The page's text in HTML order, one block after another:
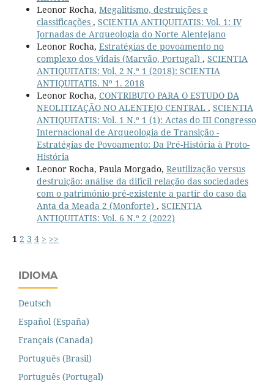
Leonor Rocha, Megalitismo, destruições e
classificações , SCIENTIA ANTIQUITATIS: Vol. 1: IV
Jornadas de Arqueologia do Norte Alentejano
Leonor Rocha, Estratégias de povoamento no
complexo dos Vidais (Marvão, Portugal) , SCIENTIA
ANTIQUITATIS: Vol. 2 N.º 1 (2018): SCIENTIA
ANTIQUITATIS. Nº 1. 2018
Leonor Rocha, CONTRIBUTO PARA O ESTUDO DA
NEOLITIZAÇÃO NO ALENTEJO CENTRAL , SCIENTIA
ANTIQUITATIS: Vol. 1 N.º 1 (1): Actas do III Congresso
Internacional de Arqueologia de Transição -
Estratégias de Povoamento: Da Pré-História à Proto-
História
Leonor Rocha, Paula Morgado, Reutilização versus
destruição: análise da difícil relação das sociedades
com o património pré-existente a partir do caso da
Anta da Meada 2 (Monforte) , SCIENTIA
ANTIQUITATIS: Vol. 6 N.º 2 (2022)
1 2 3 4 > >>
IDIOMA
Deutsch
Español (España)
Français (Canada)
Português (Brasil)
Português (Portugal)